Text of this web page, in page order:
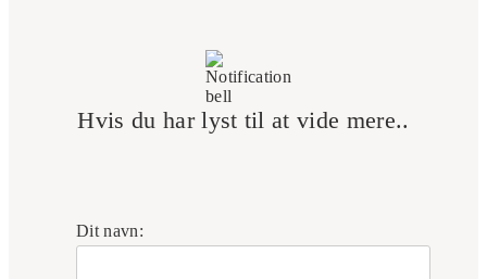
Hvis du har lyst til at vide mere..
Dit navn: